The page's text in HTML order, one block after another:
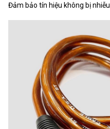
Đảm bảo tín hiệu không bị nhiễu.